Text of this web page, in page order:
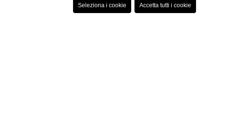
Per informazioni sul trattamento dei